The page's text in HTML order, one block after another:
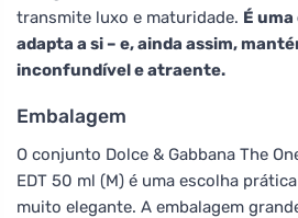
transmite luxo e maturidade. É
adapta a si – e, ainda assim,
inconfundível e atraente.
Embalagem
O conjunto Dolce & Gabbana The
EDT 50 ml (M) é uma escolha
muito elegante. A embalagem